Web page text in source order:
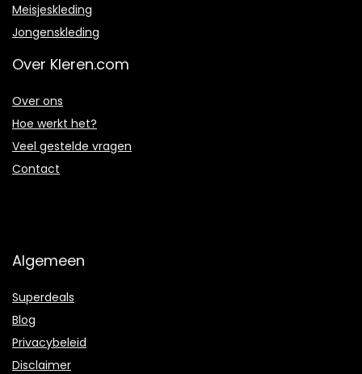
Meisjeskleding
Jongenskleding
Over Kleren.com
Over ons
Hoe werkt het?
Veel gestelde vragen
Contact
Algemeen
Superdeals
Blog
Privacybeleid
Disclaimer